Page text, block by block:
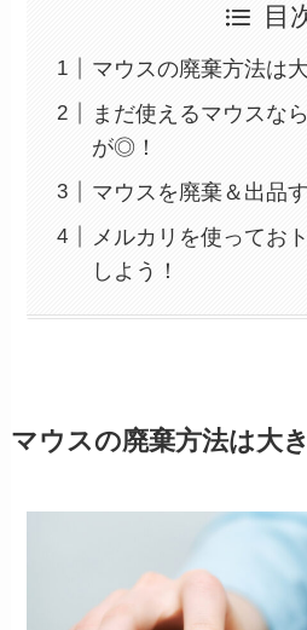
目
マウスの廃棄方法は
まだ使えるマウスな
が◎！
マウスを廃棄＆出品
メルカリを使ってお
しよう！
マウスの廃棄方法は大